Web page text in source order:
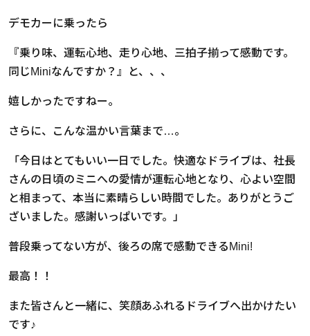
デモカーに乗ったら
『乗り味、運転心地、走り心地、三拍子揃って感動です。
同じMiniなんですか？』と、、、
嬉しかったですねー。
さらに、こんな温かい言葉まで…。
「今日はとてもいい一日でした。快適なドライブは、社長
さんの日頃のミニへの愛情が運転心地となり、心よい空間
と相まって、本当に素晴らしい時間でした。ありがとうご
ざいました。感謝いっぱいです。」
普段乗ってない方が、後ろの席で感動できるMini!
最高！！
また皆さんと一緒に、笑顔あふれるドライブへ出かけたい
です♪